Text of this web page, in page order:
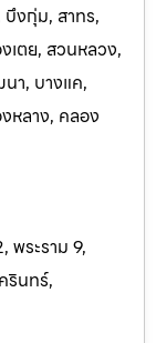
งกุ่ม, สาทร,
เตย, สวนหลวง,
า, บางแค,
หลาง, คลอง
พระราม 9,
รินทร์,